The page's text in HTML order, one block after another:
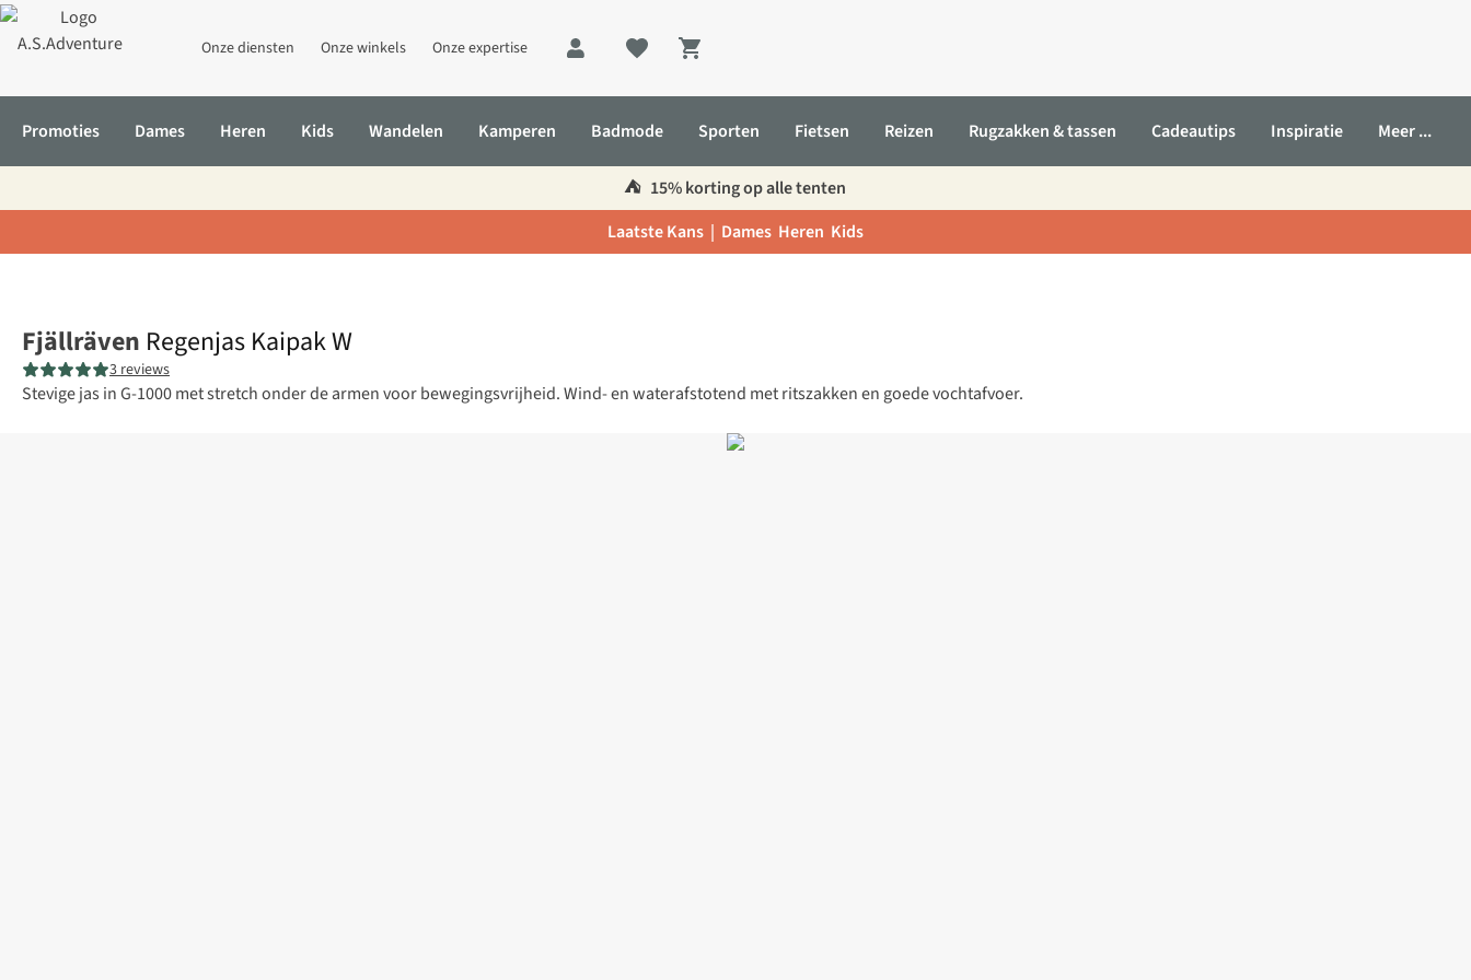
Onze diensten Onze winkels Onze expertise
Shopping cart
Promoties Dames Heren Kids Wandelen Kamperen Badmode Sporten Fietsen Reizen Rugzakken & tassen Cadeautips Inspiratie Meer ...
⛺️ 15% korting op alle tenten
Laatste Kans | Dames Heren Kids
Fjällräven Regenjas Kaipak W
3 reviews
Stevige jas in G-1000 met stretch onder de armen voor bewegingsvrijheid. Wind- en waterafstotend met ritszakken en goede vochtafvoer.